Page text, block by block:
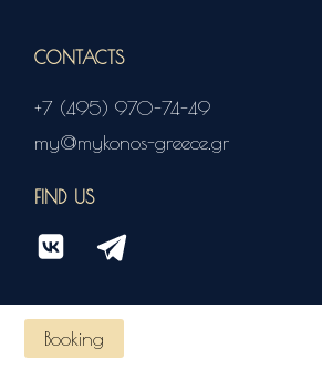
Booking
CONTACTS
+7 (495) 970-74-49
my@mykonos-greece.gr
FIND US